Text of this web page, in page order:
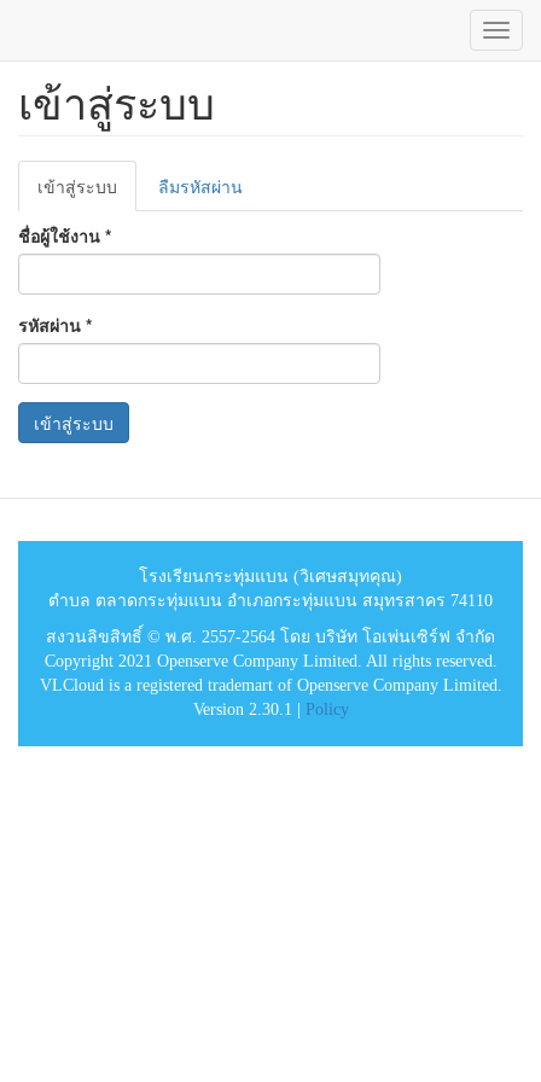
ข้าม
เนื้อหา
เข้าสู่ระบบ
Primary
tabs
เข้าสู่ระบบ
ปัจจุบัน)
ลืมรหัสผ่าน
ชื่อผู้ใช้งาน *
รหัสผ่าน *
เข้าสู่ระบบ
โรงเรียนกระทุ่มแบน (วิเศษสมุทคุณ)
ตำบล ตลาดกระทุ่มแบน อำเภอกระทุ่มแบน สมุทรสาคร 74110
สงวนลิขสิทธิ์ © พ.ศ. 2557-2564 โดย บริษัท โอเพ่นเซิร์ฟ จำกัด
Copyright 2021 Openserve Company Limited. All rights reserved.
VLCloud is a registered trademart of Openserve Company Limited.
Version 2.30.1 |
Policy